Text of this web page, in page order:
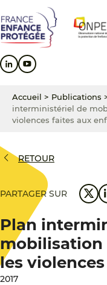
au
contenu
principal
au
menu
principal
au
pied
de
Accueil > Publications
interministériel de
violences faites aux
RETOUR
PARTAGER SUR
Plan
mobilisation
les
2017